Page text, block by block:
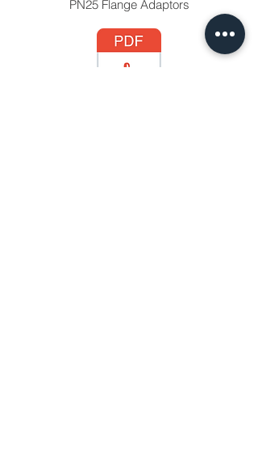
PN25 Flange Adaptors